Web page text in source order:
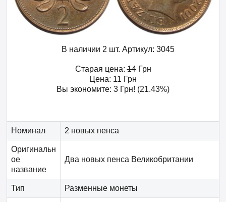
В наличии 2 шт. Артикул: 3045
Старая цена:14Грн
Цена: 11 Грн
Вы экономите: 3 Грн! (21.43%)
Номинал 2 новых пенса
Оригинальн
ое
название
Два новых пенса Великобритании
Тип Разменные монеты